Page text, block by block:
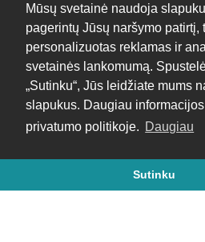
Mūsų svetainė naudoja
pagerintų Jūsų naršymo patirtį,
personalizuotas reklamas ir
svetainės lankomumą.
„Sutinku“, Jūs leidžiate mums
slapukus. Daugiau
privatumo politikoje. Daugiau
Sutinku
Rašyti atsakymą...